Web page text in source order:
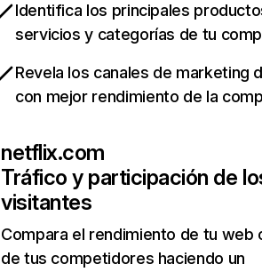
Identifica los principales
servicios y categorías de tu
Revela los canales de marketing
con mejor rendimiento de la
netflix.com
Tráfico y participación de
visitantes
Compara el rendimiento de tu web
de tus competidores haciendo un